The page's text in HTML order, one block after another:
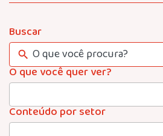
Buscar
O que você quer ver?
4
results
Conteúdo por setor
22
results